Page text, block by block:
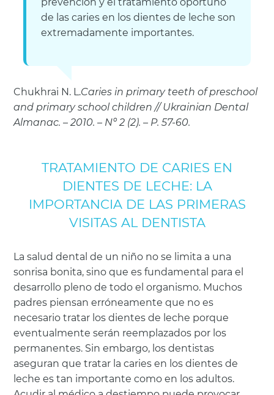
de las caries en los dientes de leche son
extremadamente importantes.
Chukhrai N. L.Caries in primary teeth of preschool
and primary school children // Ukrainian Dental
Almanac. – 2010. – Nº 2 (2). – P. 57-60.
TRATAMIENTO DE CARIES EN
DIENTES DE LECHE: LA
IMPORTANCIA DE LAS PRIMERAS
VISITAS AL DENTISTA
La salud dental de un niño no se limita a una
sonrisa bonita, sino que es fundamental para el
desarrollo pleno de todo el organismo. Muchos
padres piensan erróneamente que no es
necesario tratar los dientes de leche porque
eventualmente serán reemplazados por los
permanentes. Sin embargo, los dentistas
aseguran que tratar la caries en los dientes de
leche es tan importante como en los adultos.